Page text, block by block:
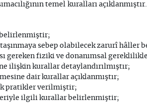
temel kuralları
belirlenmiştir;
sebep olabilecek zarurî hâller
gereken fiziki ve donanımsal
ilişkin kurallar detaylandırılmıştır;
dair kurallar açıklanmıştır;
pratikler verilmiştir;
ilgili kurallar belirlenmiştir;